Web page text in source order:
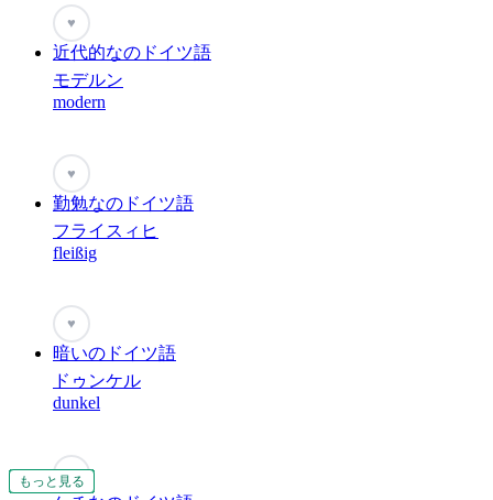
もっと見る
もっと見る
もっと見る
もっと見る
もっと見る
もっと見る
もっと見る
もっと見る
もっと見る
もっと見る
もっと見る
もっと見る
もっと見る
もっと見る
もっと見る
もっと見る
もっと見る
♥
近代的なのドイツ語
モデルン
modern
♥
勤勉なのドイツ語
フライスィヒ
fleißig
♥
暗いのドイツ語
ドゥンケル
dunkel
♥
もっと見る
もっと見る
もっと見る